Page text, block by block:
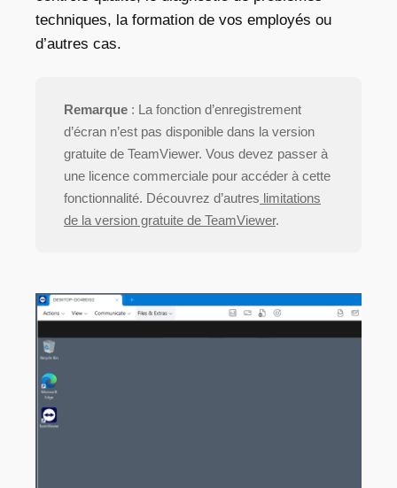
techniques, la formation de vos employés ou
d’autres cas.
Remarque : La fonction d’enregistrement
d’écran n’est pas disponible dans la version
gratuite de TeamViewer. Vous devez passer à
une licence commerciale pour accéder à cette
fonctionnalité. Découvrez d’autres limitations
de la version gratuite de TeamViewer.